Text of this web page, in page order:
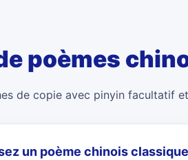
poèmes
de copie avec pinyin facultatif
un poème chinois